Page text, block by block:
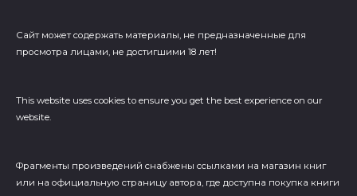
Сайт может содержать материалы, не предназначенные для
просмотра лицами, не достигшими 18 лет!
This website uses cookies to ensure you get the best experience on our
website.
Фрагменты произведений cнабжены ссылками на магазин книг
или на официальную страницу автора, где доступна покупка книги